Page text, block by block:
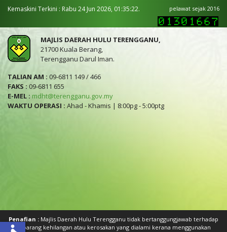
Kemaskini Terkini : Rabu 24 Jun 2026, 01:35:22. pelawat sejak 2016
MAJLIS DAERAH HULU TERENGGANU,
21700 Kuala Berang,
Terengganu Darul Iman.
TALIAN AM : 09-6811 149 / 466
FAKS : 09-6811 655
E-MEL : mdht@terengganu.gov.my
WAKTU OPERASI : Ahad - Khamis | 8:00pg - 5:00ptg
Penafian : Majlis Daerah Hulu Terengganu tidak bertanggungjawab terhadap
sebarang kehilangan atau kerosakan yang dialami kerana menggunakan